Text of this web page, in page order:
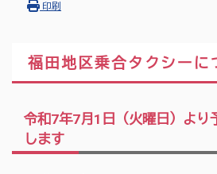
印刷
福田地区乗合タクシーに
令和7年7月1日（火曜日）より
します